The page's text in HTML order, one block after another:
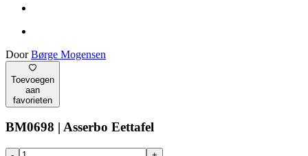
DoorBørge Mogensen
Toevoegen
aan
favorieten
BM0698 | Asserbo Eettafel